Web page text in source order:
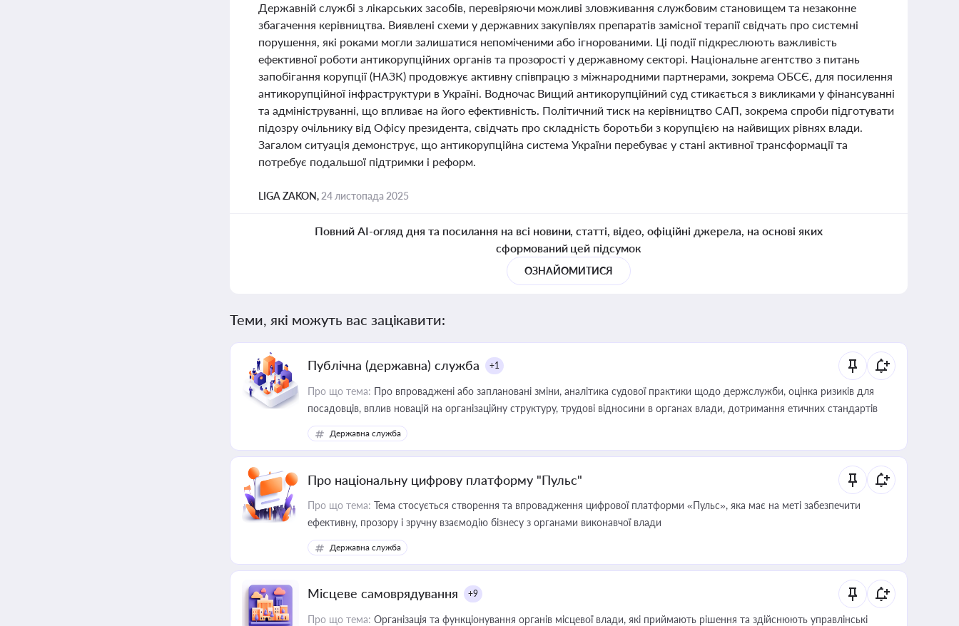
Державній службі з лікарських засобів, перевіряючи можливі зловживання службовим становищем та незаконне
збагачення керівництва. Виявлені схеми у державних закупівлях препаратів замісної терапії свідчать про системні
порушення, які роками могли залишатися непоміченими або ігнорованими. Ці події підкреслюють важливість
ефективної роботи антикорупційних органів та прозорості у державному секторі. Національне агентство з питань
запобігання корупції (НАЗК) продовжує активну співпрацю з міжнародними партнерами, зокрема ОБСЄ, для посилення
антикорупційної інфраструктури в Україні. Водночас Вищий антикорупційний суд стикається з викликами у фінансуванні
та адмініструванні, що впливає на його ефективність. Політичний тиск на керівництво САП, зокрема спроби підготувати
підозру очільнику від Офісу президента, свідчать про складність боротьби з корупцією на найвищих рівнях влади.
Загалом ситуація демонструє, що антикорупційна система України перебуває у стані активної трансформації та
потребує подальшої підтримки і реформ.
LIGA ZAKON, 24 листопада 2025
Повний AI-огляд дня та посилання на всі новини, статті, відео, офіційні джерела, на основі яких
сформований цей підсумок
ОЗНАЙОМИТИСЯ
Теми, які можуть вас зацікавити:
Публічна (державна) служба +1
Про що тема: Про впроваджені або заплановані зміни, аналітика судової практики щодо держслужби, оцінка ризиків для
посадовців, вплив новацій на організаційну структуру, трудові відносини в органах влади, дотримання етичних стандартів
Державна служба
Про національну цифрову платформу "Пульс"
Про що тема: Тема стосується створення та впровадження цифрової платформи «Пульс», яка має на меті забезпечити
ефективну, прозору і зручну взаємодію бізнесу з органами виконавчої влади
Державна служба
Місцеве самоврядування +9
Про що тема: Організація та функціонування органів місцевої влади, які приймають рішення та здійснюють управлінські